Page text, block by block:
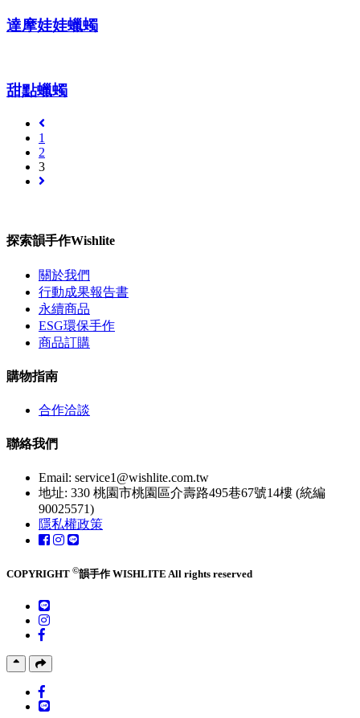
達摩娃娃蠟蠋
甜點蠟蠋
1
2
3
探索韻手作Wishlite
關於我們
行動成果報告書
永續商品
ESG環保手作
商品訂購
購物指南
合作洽談
聯絡我們
Email: service1@wishlite.com.tw
地址: 330 桃園市桃園區介壽路495巷67號14樓 (統編
90025571)
隱私權政策
COPYRIGHT ©韻手作 WISHLITE All rights reserved